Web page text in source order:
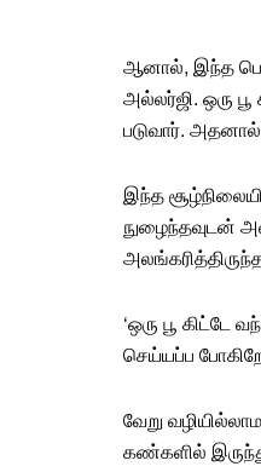
ஆனால், இந்த
அல்லர்ஜி. ஒரு பூ
படுவார். அதனால்
இந்த
நுழைந்தவுடன்
‘ஒரு பூ கிட்டே
செய்யப்ப
வேறு
கண்களில்